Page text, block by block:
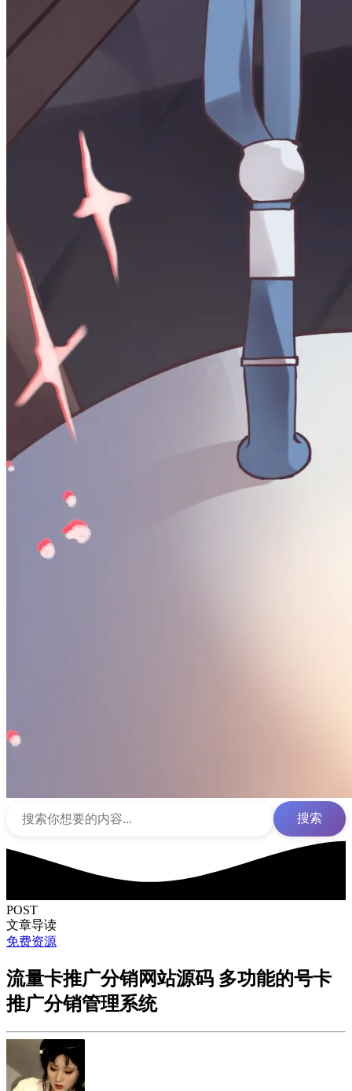
搜索
POST
文章导读
免费资源
流量卡推广分销网站源码 多功能的号卡
推广分销管理系统